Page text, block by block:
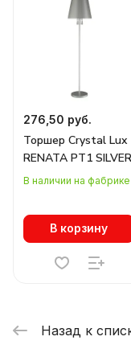
276,50 руб.
Торшер Crystal Lux
RENATA PT1 SILVER
В наличии на фабрике
В корзину
Назад к